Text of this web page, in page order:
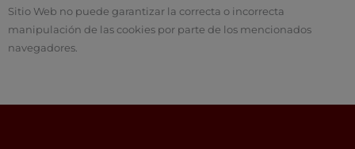
Sitio Web no puede garantizar la correcta o incorrecta
manipulación de las cookies por parte de los mencionados
navegadores.